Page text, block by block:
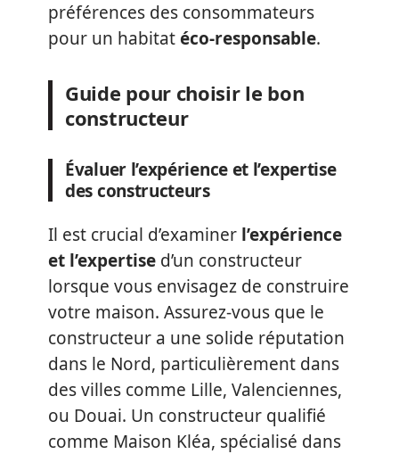
préférences des consommateurs
pour un habitatéco-responsable.
Guide pour choisir le bon
constructeur
Évaluer l’expérience et l’expertise
des constructeurs
Il est crucial d’examiner l’expérience
et l’expertise d’un constructeur
lorsque vous envisagez de construire
votre maison. Assurez-vous que le
constructeur a une solide réputation
dans le Nord, particulièrement dans
des villes comme Lille, Valenciennes,
ou Douai. Un constructeur qualifié
comme Maison Kléa, spécialisé dans